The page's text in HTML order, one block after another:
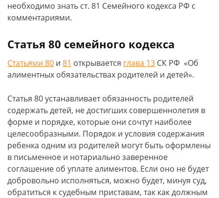
необходимо знать ст. 81 Семейного кодекса РФ с
комментариями.
Статья 80 семейного кодекса
Статьями 80 и 81 открывается глава 13 СК РФ «Об
алиментных обязательствах родителей и детей».
Статья 80 устанавливает обязанность родителей
содержать детей, не достигших совершеннолетия в
форме и порядке, которые они сочтут наиболее
целесообразными. Порядок и условия содержания
ребенка одним из родителей могут быть оформлены
в письменное и нотариально заверенное
соглашение об уплате алиментов. Если оно не будет
добровольно исполняться, можно будет, минуя суд,
обратиться к судебным приставам, так как должным